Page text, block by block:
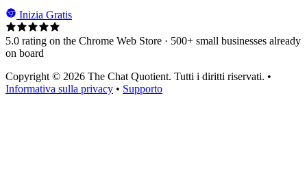
Inizia Gratis
5.0 rating on the Chrome Web Store · 500+ small businesses already
on board
Copyright © 2026 The Chat Quotient. Tutti i diritti riservati. •
Informativa sulla privacy • Supporto